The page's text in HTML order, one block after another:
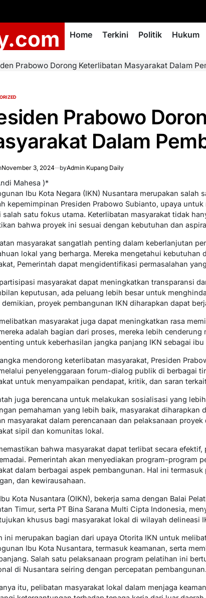
Home Terkini Politik Hukum
Prabowo Dorong Keterlibatan Masyarakat Dalam Pembangunan
Prabowo
Dalam
November 3, 2024 byAdmin Kupang Daily
Mahesa )*
Ibu Kota Negara (IKN) Nusantara merupakan
kepemimpinan Presiden Prabowo Subianto, upaya
salah satu fokus utama. Keterlibatan masyarakat tidak
bahwa proyek ini sesuai dengan kebutuhan dan
masyarakat sangatlah penting dalam keberlanjutan
lokal yang berharga. Mereka mengetahui
Pemerintah dapat mengidentifikasi permasalahan
masyarakat dapat meningkatkan transparansi
keputusan, ada peluang lebih besar untuk
demikian, proyek pembangunan IKN diharapkan dapat
masyarakat juga dapat meningkatkan rasa
adalah bagian dari proses, mereka lebih
untuk keberhasilan jangka panjang IKN sebagai
mendorong keterlibatan masyarakat, Presiden
penyelenggaraan forum-dialog publik di berbagai
untuk menyampaikan pendapat, kritik, dan saran
juga berencana untuk melakukan sosialisasi yang
pemahaman yang lebih baik, masyarakat
masyarakat dalam perencanaan dan pelaksanaan
sipil dan komunitas lokal.
bahwa masyarakat dapat terlibat secara
Pemerintah akan menyediakan program-program
dalam berbagai aspek pembangunan. Hal ini
dan kewirausahaan.
Kota Nusantara (OIKN), bekerja sama dengan Balai
Timur, serta PT Bina Sarana Multi Cipta Indonesia,
khusus bagi masyarakat lokal di wilayah delineasi
ini merupakan bagian dari upaya Otorita IKN untuk
Ibu Kota Nusantara, termasuk keamanan, serta
Salah satu pelaksanaan program pelatihan ini
di Nusantara seiring dengan percepatan pembangunan.
itu, pelibatan masyarakat lokal dalam menjaga